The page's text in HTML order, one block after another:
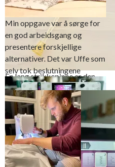
En lang strikkepinne er den
enkleste måten å vrenge lange
bånd på
Min oppgave var å sørge for
en god arbeidsgang og
presentere forskjellige
alternativer. Det var Uffe som
selv tok beslutningene
Alle kanter ble først kastet
over med overlocken for så å